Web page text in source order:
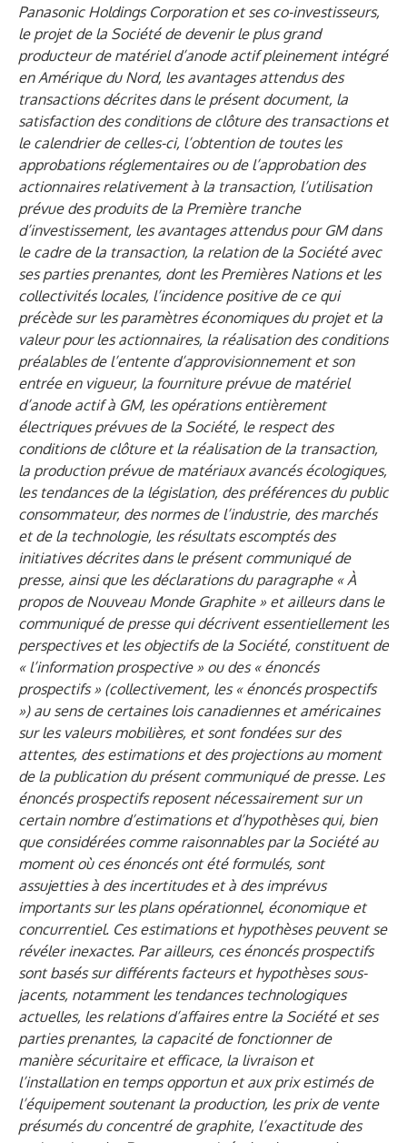
Panasonic Holdings Corporation et ses co-investisseurs,
le projet de la Société de devenir le plus grand
producteur de matériel d’anode actif pleinement intégré
en Amérique du Nord, les avantages attendus des
transactions décrites dans le présent document, la
satisfaction des conditions de clôture des transactions et
le calendrier de celles-ci, l’obtention de toutes les
approbations réglementaires ou de l’approbation des
actionnaires relativement à la transaction, l’utilisation
prévue des produits de la Première tranche
d’investissement, les avantages attendus pour GM dans
le cadre de la transaction, la relation de la Société avec
ses parties prenantes, dont les Premières Nations et les
collectivités locales, l’incidence positive de ce qui
précède sur les paramètres économiques du projet et la
valeur pour les actionnaires, la réalisation des conditions
préalables de l’entente d’approvisionnement et son
entrée en vigueur, la fourniture prévue de matériel
d’anode actif à GM, les opérations entièrement
électriques prévues de la Société, le respect des
conditions de clôture et la réalisation de la transaction,
la production prévue de matériaux avancés écologiques,
les tendances de la législation, des préférences du public
consommateur, des normes de l’industrie, des marchés
et de la technologie, les résultats escomptés des
initiatives décrites dans le présent communiqué de
presse, ainsi que les déclarations du paragraphe « À
propos de Nouveau Monde Graphite » et ailleurs dans le
communiqué de presse qui décrivent essentiellement les
perspectives et les objectifs de la Société, constituent de
« l’information prospective » ou des « énoncés
prospectifs » (collectivement, les « énoncés prospectifs
») au sens de certaines lois canadiennes et américaines
sur les valeurs mobilières, et sont fondées sur des
attentes, des estimations et des projections au moment
de la publication du présent communiqué de presse. Les
énoncés prospectifs reposent nécessairement sur un
certain nombre d’estimations et d’hypothèses qui, bien
que considérées comme raisonnables par la Société au
moment où ces énoncés ont été formulés, sont
assujetties à des incertitudes et à des imprévus
importants sur les plans opérationnel, économique et
concurrentiel. Ces estimations et hypothèses peuvent se
révéler inexactes. Par ailleurs, ces énoncés prospectifs
sont basés sur différents facteurs et hypothèses sous-
jacents, notamment les tendances technologiques
actuelles, les relations d’affaires entre la Société et ses
parties prenantes, la capacité de fonctionner de
manière sécuritaire et efficace, la livraison et
l’installation en temps opportun et aux prix estimés de
l’équipement soutenant la production, les prix de vente
présumés du concentré de graphite, l’exactitude des